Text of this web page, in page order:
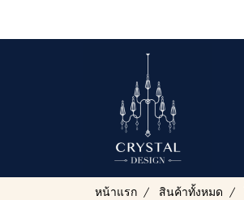
หน้าแรก สินค้าทั้งหมด